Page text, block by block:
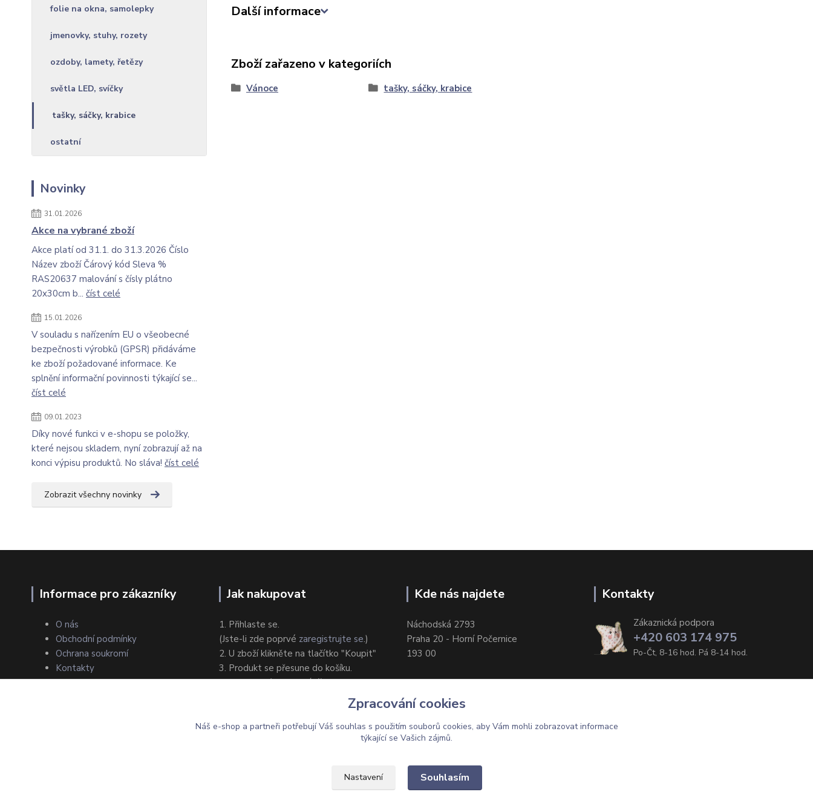
folie na okna, samolepky
jmenovky, stuhy, rozety
ozdoby, lamety, řetězy
světla LED, svíčky
tašky, sáčky, krabice
ostatní
Novinky
31.01.2026
Akce na vybrané zboží
Akce platí od 31.1. do 31.3.2026 Číslo
Název zboží Čárový kód Sleva %
RAS20637 malování s čísly plátno
20x30cm b... číst celé
15.01.2026
V souladu s nařízením EU o všeobecné
bezpečnosti výrobků (GPSR) přidáváme
ke zboží požadované informace. Ke
splnění informační povinnosti týkající se...
číst celé
09.01.2023
Díky nové funkci v e-shopu se položky,
které nejsou skladem, nyní zobrazují až na
konci výpisu produktů. No sláva! číst celé
Zobrazit všechny novinky
Další informace
Zboží zařazeno v kategoriích
Vánoce tašky, sáčky, krabice
Informace pro zákazníky
O nás
Obchodní podmínky
Ochrana soukromí
Kontakty
Jak nakupovat
1. Přihlaste se.
(Jste-li zde poprvé zaregistrujte se.)
2. U zboží klikněte na tlačítko "Koupit"
3. Produkt se přesune do košíku.
4. Zvolte způsob dodání/platby.
Kde nás najdete
Náchodská 2793
Praha 20 - Horní Počernice
193 00
Kontakty
Zákaznická podpora
+420 603 174 975
Po-Čt, 8-16 hod. Pá 8-14 hod.
Upravit sběr cookies.
Zpracování cookies
Náš e-shop a partneři potřebují Váš souhlas s použitím souborů cookies, aby Vám mohli zobrazovat informace
týkající se Vašich zájmů.
Nastavení Souhlasím